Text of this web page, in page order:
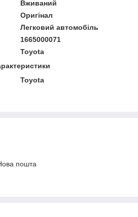
Вживаний
Оригінал
Легковий автомобіль
1665000071
Toyota
Toyota
пошта